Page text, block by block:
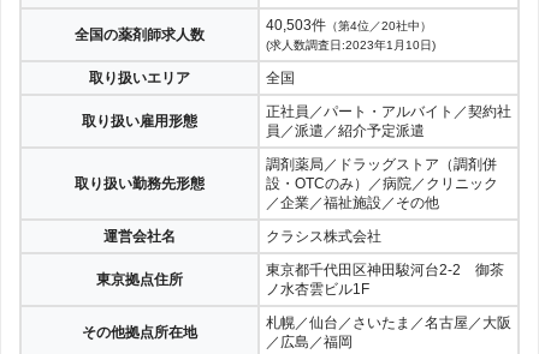
全国の薬剤師求人数
40,503件 （第4位／20社中）
(求人数調査日:2023年1月10日)
取り扱いエリア 全国
取り扱い雇用形態
正社員／パート・アルバイト／契約社
員／派遣／紹介予定派遣
取り扱い勤務先形態
調剤薬局／ドラッグストア（調剤併
設・OTCのみ）／病院／クリニック
／企業／福祉施設／その他
運営会社名
クラシス株式会社
東京拠点住所
東京都千代田区神田駿河台2-2 御茶
ノ水杏雲ビル1F
その他拠点所在地
札幌／仙台／さいたま／名古屋／大阪
／広島／福岡